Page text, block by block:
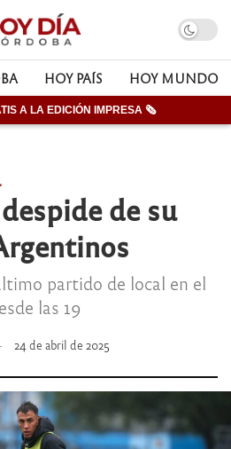
HOY PAÍS HOY MUNDO
A LA EDICIÓN IMPRESA 🗞
de su
partido de local en el
las 19
24 de abril de 2025